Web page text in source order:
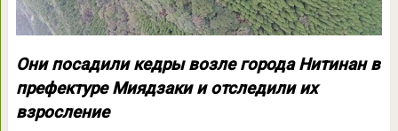
Они посадили кедры возле города Нитинан в
префектуре Миядзаки и отследили их
взросление